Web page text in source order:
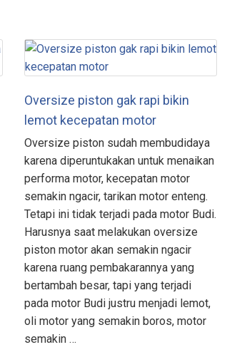
Oversize piston gak rapi bikin
lemot kecepatan motor
Oversize piston sudah membudidaya
karena diperuntukakan untuk menaikan
performa motor, kecepatan motor
semakin ngacir, tarikan motor enteng.
Tetapi ini tidak terjadi pada motor Budi.
Harusnya saat melakukan oversize
piston motor akan semakin ngacir
karena ruang pembakarannya yang
bertambah besar, tapi yang terjadi
pada motor Budi justru menjadi lemot,
oli motor yang semakin boros, motor
semakin …